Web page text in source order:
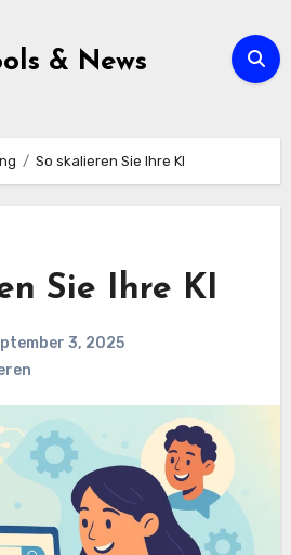
& News
So skalieren Sie Ihre KI
Sie Ihre KI
3, 2025